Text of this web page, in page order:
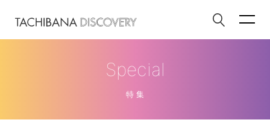
Special
特 集